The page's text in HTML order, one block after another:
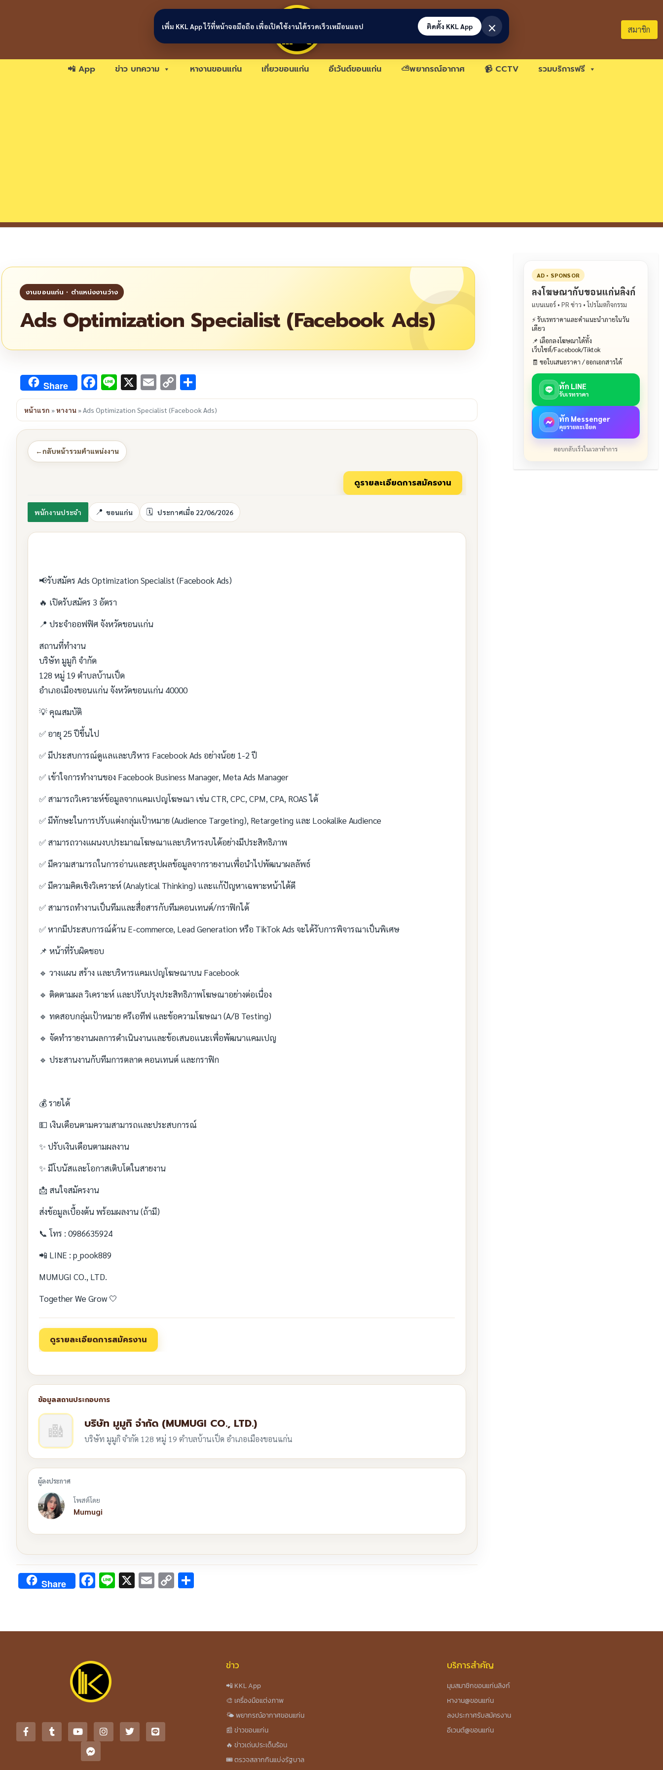
ขอนแก่นลิงก์ สมาชิก
📲 App ข่าว บทความ หางานขอนแก่น เที่ยวขอนแก่น อีเว้นต์ขอนแก่น ⛅พยากรณ์อากาศ 📹 CCTV รวมบริการฟรี
Ads Optimization Specialist (Facebook Ads)
Share Facebook
Line
X Email
Copy
Link
หน้าแรก »หางาน » Ads Optimization Specialist (Facebook Ads)
←กลับหน้ารวมตำแหน่งงาน
พนักงานประจำ ขอนแก่น ประกาศเมื่อ 22/06/2026
📢รับสมัคร Ads Optimization Specialist (Facebook Ads)
🔥 เปิดรับสมัคร 3 อัตรา
📍 ประจำออฟฟิศ จังหวัดขอนแก่น
สถานที่ทำงาน
บริษัท มูมูกิ จำกัด
128 หมู่ 19 ตำบลบ้านเป็ด
อำเภอเมืองขอนแก่น จังหวัดขอนแก่น 40000
💡 คุณสมบัติ
✅ อายุ 25 ปีขึ้นไป
✅ มีประสบการณ์ดูแลและบริหาร Facebook Ads อย่างน้อย 1-2 ปี
✅ เข้าใจการทำงานของ Facebook Business Manager, Meta Ads Manager
✅ สามารถวิเคราะห์ข้อมูลจากแคมเปญโฆษณา เช่น CTR, CPC, CPM, CPA, ROAS ได้
✅ มีทักษะในการปรับแต่งกลุ่มเป้าหมาย (Audience Targeting), Retargeting และ Lookalike Audience
✅ สามารถวางแผนงบประมาณโฆษณาและบริหารงบได้อย่างมีประสิทธิภาพ
✅ มีความสามารถในการอ่านและสรุปผลข้อมูลจากรายงานเพื่อนำไปพัฒนาผลลัพธ์
✅ มีความคิดเชิงวิเคราะห์ (Analytical Thinking) และแก้ปัญหาเฉพาะหน้าได้ดี
✅ สามารถทำงานเป็นทีมและสื่อสารกับทีมคอนเทนต์/กราฟิกได้
✅ หากมีประสบการณ์ด้าน E-commerce, Lead Generation หรือ TikTok Ads จะได้รับการพิจารณาเป็นพิเศษ
📌 หน้าที่รับผิดชอบ
🔹 วางแผน สร้าง และบริหารแคมเปญโฆษณาบน Facebook
🔹 ติดตามผล วิเคราะห์ และปรับปรุงประสิทธิภาพโฆษณาอย่างต่อเนื่อง
🔹 ทดสอบกลุ่มเป้าหมาย ครีเอทีฟ และข้อความโฆษณา (A/B Testing)
🔹 จัดทำรายงานผลการดำเนินงานและข้อเสนอแนะเพื่อพัฒนาแคมเปญ
🔹 ประสานงานกับทีมการตลาด คอนเทนต์ และกราฟิก
💰 รายได้
💵 เงินเดือนตามความสามารถและประสบการณ์
✨ ปรับเงินเดือนตามผลงาน
✨ มีโบนัสและโอกาสเติบโตในสายงาน
📩 สนใจสมัครงาน
ส่งข้อมูลเบื้องต้น พร้อมผลงาน (ถ้ามี)
📞 โทร : 0986635924
📲 LINE : p_pook889
MUMUGI CO., LTD.
Together We Grow 🤍
บริษัท มูมูกิ จำกัด (MUMUGI CO., LTD.)
บริษัท มูมูกิ จำกัด 128 หมู่ 19 ตำบลบ้านเป็ด อำเภอเมืองขอนแก่น
โพสต์โดย
Mumugi
Share Facebook
Line
X Email
Copy
AD • SPONSOR
ลงโฆษณากับขอนแก่นลิงก์
แบนเนอร์ • PR ข่าว • โปรโมตกิจกรรม
⚡ รับเรทราคาและคำแนะนำภายในวัน
เดียว
📌 เลือกลงโฆษณาได้ทั้ง
เว็บไซต์/Facebook/Tiktok
🧾 ขอใบเสนอราคา / ออกเอกสารได้
ทัก LINE
รับเรทราคา
ทัก Messenger
คุยรายละเอียด
ตอบกลับเร็วในเวลาทำการ
ข่าว
📲 KKL App
🎨 เครื่องมือแต่งภาพ
🌤️ พยากรณ์อากาศขอนแก่น
📰 ข่าวขอนแก่น
🔥 ข่าวเด่นประเด็นร้อน
🎟️ ตรวจสลากกินแบ่งรัฐบาล
บริการสำคัญ
มุมสมาชิกขอนแก่นลิงก์
หางาน@ขอนแก่น
ลงประกาศรับสมัครงาน
อีเวนต์@ขอนแก่น
เพิ่ม KKL App ไว้ที่หน้าจอมือถือ เพื่อเปิดใช้งานได้รวดเร็วเหมือนแอป ติดตั้ง KKL App ×